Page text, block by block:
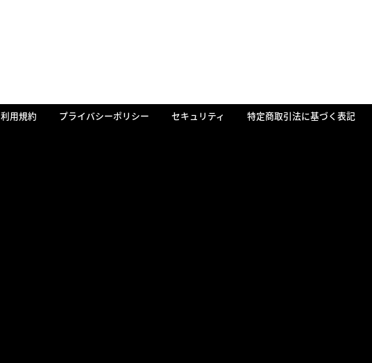
利用規約 プライバシーポリシー セキュリティ
特定商取引法に基づく表記